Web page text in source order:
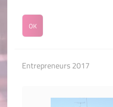
Entrepreneurs 2017